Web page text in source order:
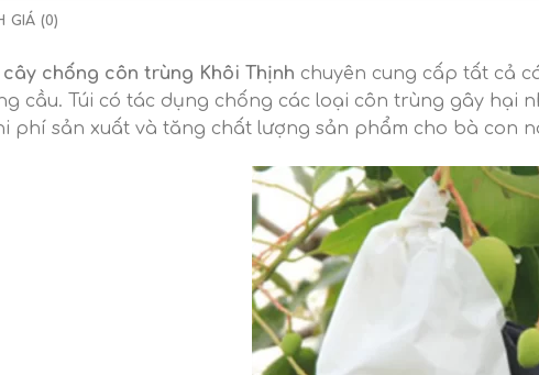
GIÁ (0)
chống côn trùng Khôi Thịnh chuyên cung cấp tất cả
cầu. Túi có tác dụng chống các loại côn trùng gây hại
phí sản xuất và tăng chất lượng sản phẩm cho bà con